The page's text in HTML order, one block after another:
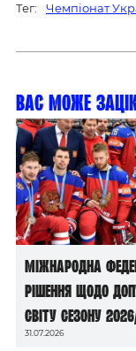
Тег: Чемпіонат
Вас може
Міжнародна
рішення щодо
світу сезону
31.07.2026